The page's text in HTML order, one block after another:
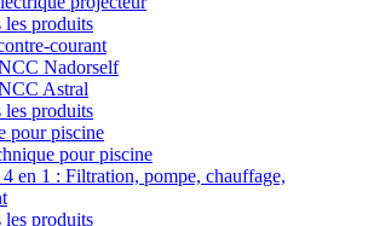
les produits
courant
Nadorself
Astral
les produits
pour piscine
pour piscine
en 1 : Filtration, pompe, chauffage,
les produits